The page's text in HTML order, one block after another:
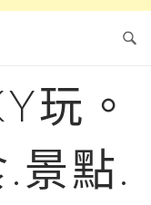
玩。
景點.